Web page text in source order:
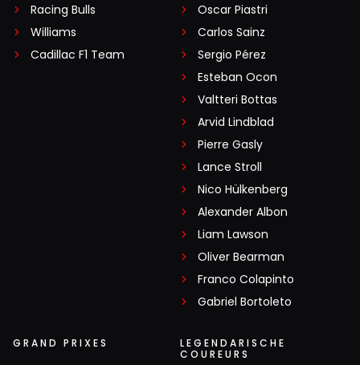
Racing Bulls
Williams
Cadillac F1 Team
Oscar Piastri
Carlos Sainz
Sergio Pérez
Esteban Ocon
Valtteri Bottas
Arvid Lindblad
Pierre Gasly
Lance Stroll
Nico Hülkenberg
Alexander Albon
Liam Lawson
Oliver Bearman
Franco Colapinto
Gabriel Bortoleto
GRAND PRIXES
LEGENDARISCHE
COUREURS